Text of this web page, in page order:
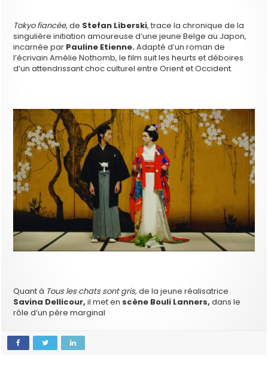
Tokyo fiancée,de Stefan Liberski, trace la chronique de la
singulière initiation amoureuse d’une jeune Belge au Japon,
incarnée par Pauline Etienne.Adapté d’un roman de
l’écrivain Amélie Nothomb, le film suit les heurts et déboires
d’un attendrissant choc culturel entre Orient et Occident.
Quant à Tous les chats sont gris,de la jeune réalisatrice
Savina Dellicour, il met en scène Bouli Lanners, dans le
rôle d’un père marginal